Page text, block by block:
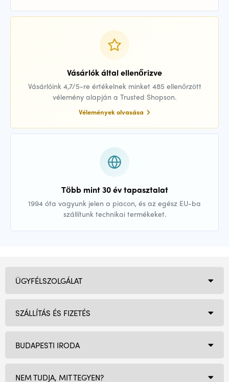
Vásárlók által ellenőrizve
Vásárlóink 4,7/5-re értékelnek minket 485 ellenőrzött
vélemény alapján a Trusted Shopson.
Vélemények olvasása
Több mint 30 év tapasztalat
1994 óta vagyunk jelen a piacon, és az egész EU-ba
szállítunk technikai termékeket.
BUDAPESTI IRODA
NEM TUDJA, MIT TEGYEN?
ÜGYFÉLSZOLGÁLAT
SZÁLLÍTÁS ÉS FIZETÉS